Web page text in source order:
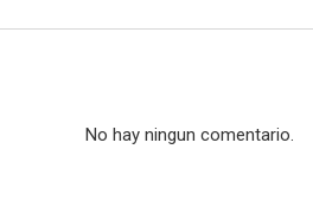
No hay ningun comentario.